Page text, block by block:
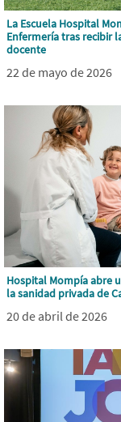
La Escuela Hospital
Enfermería tras recibir
docente
22 de mayo de 2026
Hospital Mompía abre
la sanidad privada de
20 de abril de 2026